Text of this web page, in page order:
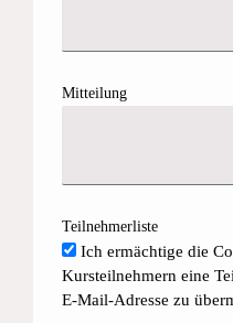
Mitteilung
Teilnehmerliste
Ich ermächtige die
Kursteilnehmern eine
E-Mail-Adresse zu